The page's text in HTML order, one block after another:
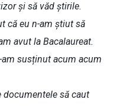
și să văd știrile.
că eu n-am știut să
avut la Bacalaureat.
am susținut acum acum
documentele să caut